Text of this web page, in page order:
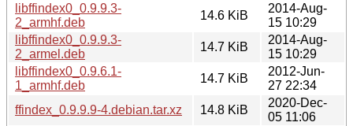
libffindex0_0.9.9.3-
2_armhf.deb
14.6 KiB
2014-Aug-
15 10:29
libffindex0_0.9.9.3-
2_armel.deb
14.7 KiB
2014-Aug-
15 10:29
libffindex0_0.9.6.1-
1_armhf.deb
14.7 KiB
2012-Jun-
27 22:34
ffindex_0.9.9.9-4.debian.tar.xz
14.8 KiB
2020-Dec-
05 11:06